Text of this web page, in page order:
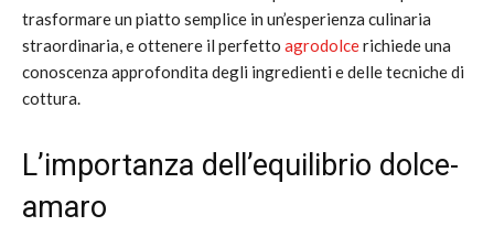
trasformare un piatto semplice in un’esperienza culinaria
straordinaria, e ottenere il perfetto agrodolcerichiede una
conoscenza approfondita degli ingredienti e delle tecniche di
cottura.
L’importanza dell’equilibrio dolce-
amaro